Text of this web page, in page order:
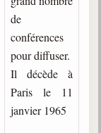
de
conférences
pour diffuser.
Il décède à
Paris le 11
janvier 1965